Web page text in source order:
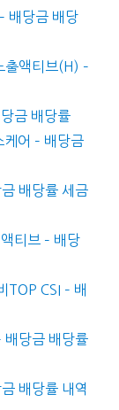
배당금 배당
출액티브(H) –
금 배당률
어 – 배당금
배당률 세금
티브 – 배당
TOP CSI – 배
배당금 배당률
배당률 내역